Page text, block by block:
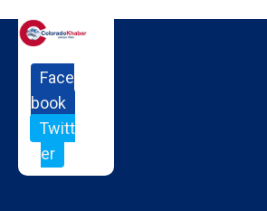
Face
book
Twitt
er